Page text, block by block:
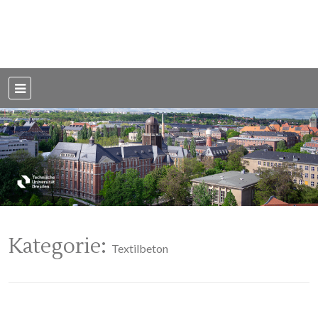
Dresden
Kategorie: Textilbeton